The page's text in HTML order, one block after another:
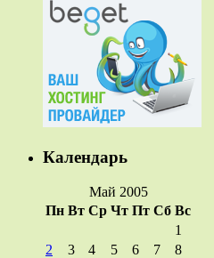
Календарь
Май 2005
Пн Вт Ср Чт Пт Сб Вс
1
2
3 4 5 6 7
8